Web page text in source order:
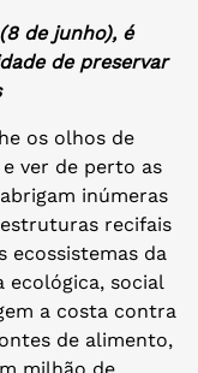
de junho), é
de preservar
os olhos de
ver de perto as
inúmeras
recifais
ecossistemas da
ecológica, social
a costa contra
de alimento,